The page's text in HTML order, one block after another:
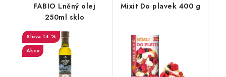
FABIO Lněný olej
250ml sklo
14 %
Akce
Mixit Do plavek 400 g